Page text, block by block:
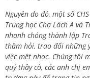
Nguyên do đó, một số
Trung học Chợ Lách A và
nhanh chóng thành lập
thăm hỏi, trao đổi những
việc mệt nhọc. Chúng tôi
quý thầy cô, các anh chị